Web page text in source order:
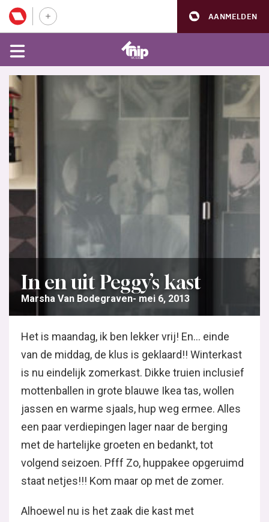
AANMELDEN
In en uit Peggy’s kast
Marsha Van Bodegraven mei 6, 2013
Het is maandag, ik ben lekker vrij! En… einde
van de middag, de klus is geklaard!! Winterkast
is nu eindelijk zomerkast. Dikke truien inclusief
mottenballen in grote blauwe Ikea tas, wollen
jassen en warme sjaals, hup weg ermee. Alles
een paar verdiepingen lager naar de berging
met de hartelijke groeten en bedankt, tot
volgend seizoen. Pfff Zo, huppakee opgeruimd
staat netjes!!! Kom maar op met de zomer.
Alhoewel nu is het zaak die kast met